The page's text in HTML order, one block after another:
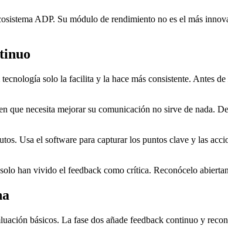
ADP. Su módulo de rendimiento no es el más
solo la facilita y la hace más consistente. Antes
necesita mejorar su comunicación no sirve de nada.
Usa el software para capturar los puntos clave y las
han vivido el feedback como crítica. Reconócelo
básicos. La fase dos añade feedback continuo y